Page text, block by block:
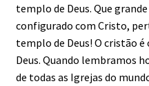
templo de Deus. Que
configurado com Cristo,
templo de Deus! O cristão
Deus. Quando lembramos
de todas as Igrejas do